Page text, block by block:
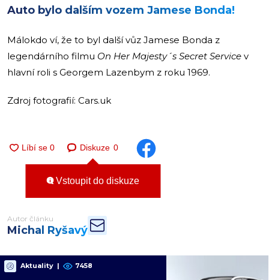
Auto bylo dalším vozem Jamese Bonda!
Málokdo ví, že to byl další vůz Jamese Bonda z
legendárního filmu On Her Majesty´s Secret Service v
hlavní roli s Georgem Lazenbym z roku 1969.
Zdroj fotografií: Cars.uk
Diskuze 0
Vstoupit do diskuze
Autor článku
Michal Ryšavý
Aktuality | 7458